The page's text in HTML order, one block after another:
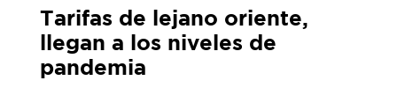
Tarifas de lejano oriente,
llegan a los niveles de
pandemia